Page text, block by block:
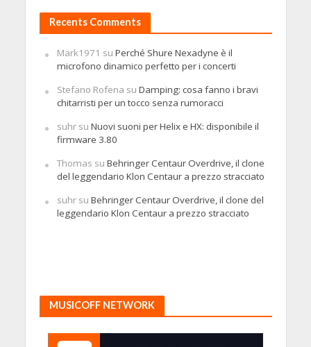
Recents Comments
Mark1971 su Perché Shure Nexadyne è il
microfono dinamico perfetto per i concerti
Stefano Rofena su Damping: cosa fanno i bravi
chitarristi per un tocco senza rumoracci
suhrsu Nuovi suoni per Helix e HX: disponibile il
firmware 3.80
Thomas su Behringer Centaur Overdrive, il clone
del leggendario Klon Centaur a prezzo stracciato
suhrsu Behringer Centaur Overdrive, il clone del
leggendario Klon Centaur a prezzo stracciato
MUSICOFF NETWORK